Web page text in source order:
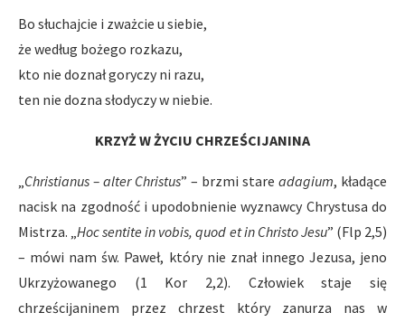
Bo słuchajcie i zważcie u siebie,
że według bożego rozkazu,
kto nie doznał goryczy ni razu,
ten nie dozna słodyczy w niebie.
KRZYŻ W ŻYCIU CHRZEŚCIJANINA
„Christianus – alter Christus” – brzmi stare adagium, kładące
nacisk na zgodność i upodobnienie wyznawcy Chrystusa do
Mistrza. „Hoc sentite in vobis, quod et in Christo Jesu” (Flp 2,5)
– mówi nam św. Paweł, który nie znał innego Jezusa, jeno
Ukrzyżowanego (1 Kor 2,2). Człowiek staje się
chrześcijaninem przez chrzest który zanurza nas w